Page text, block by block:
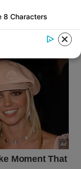
gera
de
nos
a noite e
manhã
dreno
8 Characters